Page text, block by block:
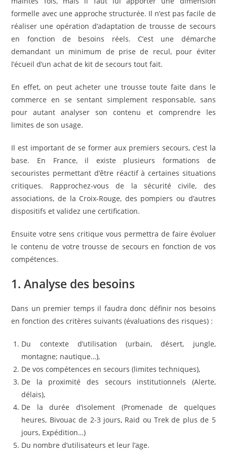
formelle avec une approche structurée. Il n’est pas facile de
réaliser une opération d’adaptation de trousse de secours
en fonction de besoins réels. C’est une démarche
demandant un minimum de prise de recul, pour éviter
l’écueil d’un achat de kit de secours tout fait.
En effet, on peut acheter une trousse toute faite dans le
commerce en se sentant simplement responsable, sans
pour autant analyser son contenu et comprendre les
limites de son usage.
Il est important de se former aux premiers secours, c’est la
base. En France, il existe plusieurs formations de
secouristes permettant d’être réactif à certaines situations
critiques. Rapprochez-vous de la sécurité civile, des
associations, de la Croix-Rouge, des pompiers ou d’autres
dispositifs et validez une certification.
Ensuite votre sens critique vous permettra de faire évoluer
le contenu de votre trousse de secours en fonction de vos
compétences.
1. Analyse des besoins
Dans un premier temps il faudra donc définir nos besoins
en fonction des critères suivants (évaluations des risques) :
Du contexte d’utilisation (urbain, désert, jungle,
montagne; nautique…),
De vos compétences en secours (limites techniques),
De la proximité des secours institutionnels (Alerte,
délais),
De la durée d’isolement (Promenade de quelques
heures, Bivouac de 2-3 jours, Raid ou Trek de plus de 5
jours, Expédition…)
Du nombre d’utilisateurs et leur l’age.